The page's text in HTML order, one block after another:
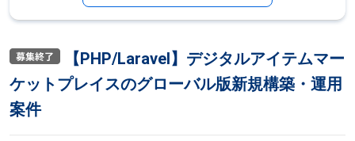
【PHP/Laravel】デジタルアイテムマー
ケットプレイスのグローバル版新規構築・運用
案件